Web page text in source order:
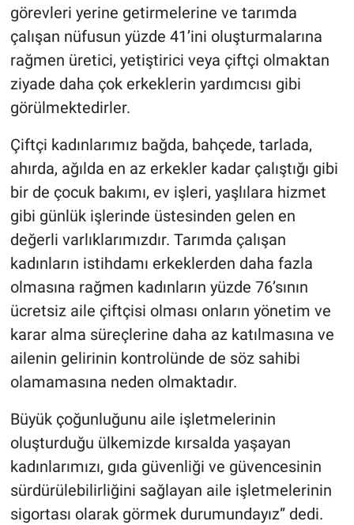
görevleri yerine getirmelerine ve tarımda
çalışan nüfusun yüzde 41’ini oluşturmalarına
rağmen üretici, yetiştirici veya çiftçi olmaktan
ziyade daha çok erkeklerin yardımcısı gibi
görülmektedirler.
Çiftçi kadınlarımız bağda, bahçede, tarlada,
ahırda, ağılda en az erkekler kadar çalıştığı gibi
bir de çocuk bakımı, ev işleri, yaşlılara hizmet
gibi günlük işlerinde üstesinden gelen en
değerli varlıklarımızdır. Tarımda çalışan
kadınların istihdamı erkeklerden daha fazla
olmasına rağmen kadınların yüzde 76’sının
ücretsiz aile çiftçisi olması onların yönetim ve
karar alma süreçlerine daha az katılmasına ve
ailenin gelirinin kontrolünde de söz sahibi
olamamasına neden olmaktadır.
Büyük çoğunluğunu aile işletmelerinin
oluşturduğu ülkemizde kırsalda yaşayan
kadınlarımızı, gıda güvenliği ve güvencesinin
sürdürülebilirliğini sağlayan aile işletmelerinin
sigortası olarak görmek durumundayız” dedi.